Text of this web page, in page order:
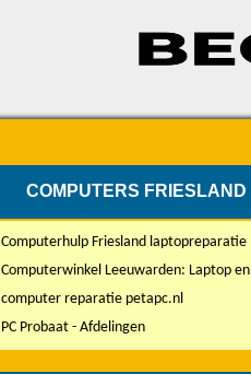
COMPUTERS FRIESLAND
Computerhulp Friesland laptopreparatie
Computerwinkel Leeuwarden: Laptop en
computer reparatie petapc.nl
PC Probaat - Afdelingen